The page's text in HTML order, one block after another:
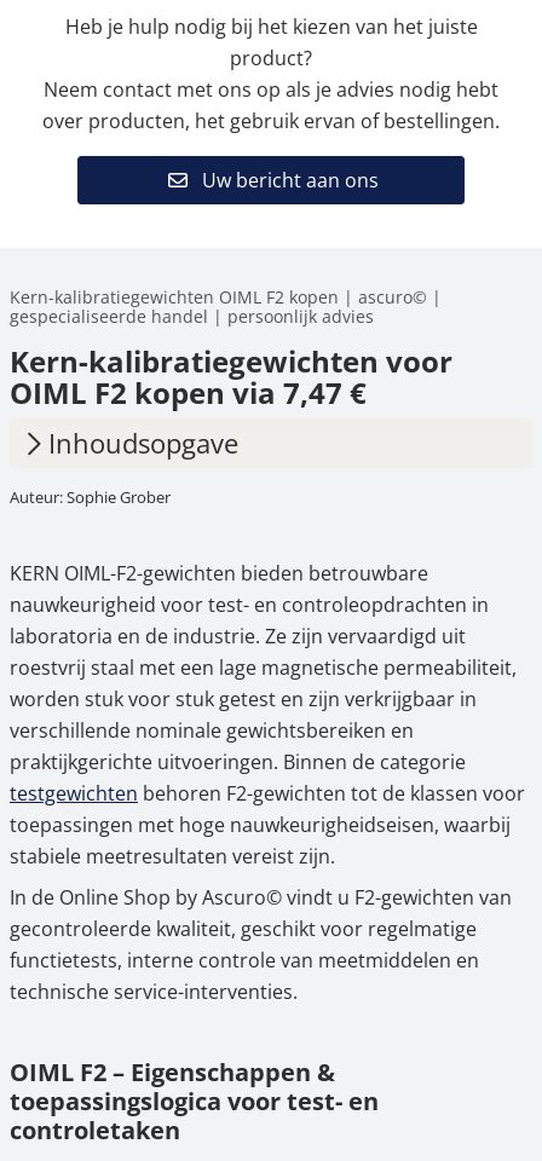
Heb je hulp nodig bij het kiezen van het juiste
product?
Neem contact met ons op als je advies nodig hebt
over producten, het gebruik ervan of bestellingen.
Uw bericht aan ons
Kern-kalibratiegewichten OIML F2 kopen | ascuro© |
gespecialiseerde handel | persoonlijk advies
Kern-kalibratiegewichten voor
OIML F2 kopen via 7,47 €
Inhoudsopgave
1. OIML F2 – Eigenschappen &
controletaken
2. Typische toepassingsgebieden van de OIML
F2-gewichten
3. Bijzonderheden van de KERN-series 336,
337 en 338
4. KERN OIML F2-gewichten kopen in de
Ascuro© Online Shop
Auteur: Sophie Grober
KERN OIML-F2-gewichten bieden betrouwbare
nauwkeurigheid voor test- en controleopdrachten in
laboratoria en de industrie. Ze zijn vervaardigd uit
roestvrij staal met een lage magnetische permeabiliteit,
worden stuk voor stuk getest en zijn verkrijgbaar in
verschillende nominale gewichtsbereiken en
praktijkgerichte uitvoeringen. Binnen de categorie
testgewichten behoren F2-gewichten tot de klassen voor
toepassingen met hoge nauwkeurigheidseisen, waarbij
stabiele meetresultaten vereist zijn.
In de Online Shop by Ascuro© vindt u F2-gewichten van
gecontroleerde kwaliteit, geschikt voor regelmatige
functietests, interne controle van meetmiddelen en
technische service-interventies.
OIML F2 – Eigenschappen &
toepassingslogica voor test- en
controletaken